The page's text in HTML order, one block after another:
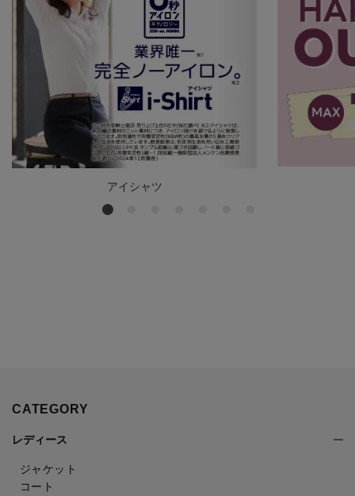
アイシャツ
CATEGORY
レディース
ジャケット
コート